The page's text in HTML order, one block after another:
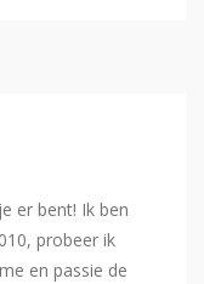
er bent! Ik ben
probeer ik
en passie de